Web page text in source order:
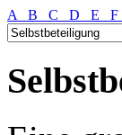
A B C D E F